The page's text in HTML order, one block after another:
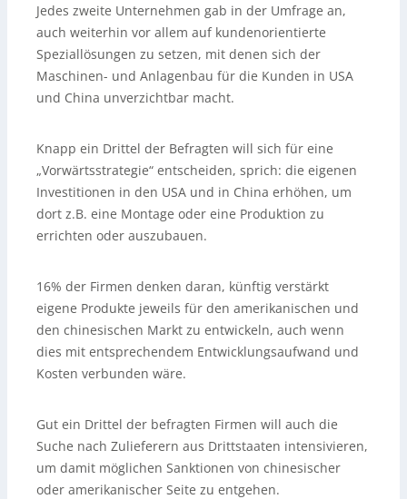
Jedes zweite Unternehmen gab in der Umfrage an,
auch weiterhin vor allem auf kundenorientierte
Speziallösungen zu setzen, mit denen sich der
Maschinen- und Anlagenbau für die Kunden in USA
und China unverzichtbar macht.
Knapp ein Drittel der Befragten will sich für eine
„Vorwärtsstrategie“ entscheiden, sprich: die eigenen
Investitionen in den USA und in China erhöhen, um
dort z.B. eine Montage oder eine Produktion zu
errichten oder auszubauen.
16% der Firmen denken daran, künftig verstärkt
eigene Produkte jeweils für den amerikanischen und
den chinesischen Markt zu entwickeln, auch wenn
dies mit entsprechendem Entwicklungsaufwand und
Kosten verbunden wäre.
Gut ein Drittel der befragten Firmen will auch die
Suche nach Zulieferern aus Drittstaaten intensivieren,
um damit möglichen Sanktionen von chinesischer
oder amerikanischer Seite zu entgehen.